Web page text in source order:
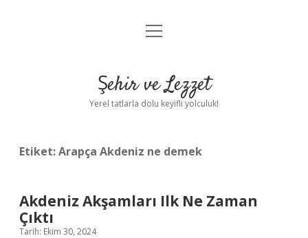
Anasayfa
Yasal Uyarı
menüyü
Şehir ve Lezzet
Yerel tatlarla dolu keyifli yolculuk!
Etiket:Arapça Akdeniz ne demek
Akdeniz Akşamları Ilk Ne Zaman
Çıktı
Tarih: Ekim 30, 2024